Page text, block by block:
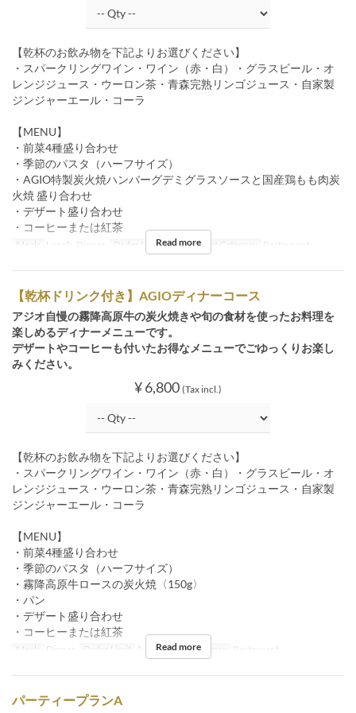
【乾杯のお飲み物を下記よりお選びください】
・スパークリングワイン・ワイン（赤・白）・グラスビール・オ
レンジジュース・ウーロン茶・青森完熟リンゴジュース・自家製
ジンジャーエール・コーラ
【MENU】
・前菜4種盛り合わせ
・季節のパスタ（ハーフサイズ）
・AGIO特製炭火焼ハンバーグデミグラスソースと国産鶏もも肉炭
火焼 盛り合わせ
・デザート盛り合わせ
・コーヒーまたは紅茶
Meals Lunch, Dinner Order Limit 1 ~ 34 Seat Category Restaurant
Read more
【乾杯ドリンク付き】AGIOディナーコース
アジオ自慢の霧降高原牛の炭火焼きや旬の食材を使ったお料理を
楽しめるディナーメニューです。
デザートやコーヒーも付いたお得なメニューでごゆっくりお楽し
みください。
¥ 6,800 (Tax incl.)
【乾杯のお飲み物を下記よりお選びください】
・スパークリングワイン・ワイン（赤・白）・グラスビール・オ
レンジジュース・ウーロン茶・青森完熟リンゴジュース・自家製
ジンジャーエール・コーラ
【MENU】
・前菜4種盛り合わせ
・季節のパスタ（ハーフサイズ）
・霧降高原牛ロースの炭火焼〈150g〉
・パン
・デザート盛り合わせ
・コーヒーまたは紅茶
Meals Dinner Order Limit 1 ~ 34 Seat Category Restaurant
Read more
パーティープランA